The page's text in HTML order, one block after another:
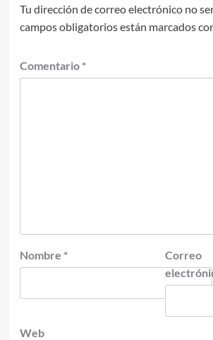
Tu dirección de correo electrónico no
campos obligatorios están marcados
Comentario *
Nombre *
Correo
Web